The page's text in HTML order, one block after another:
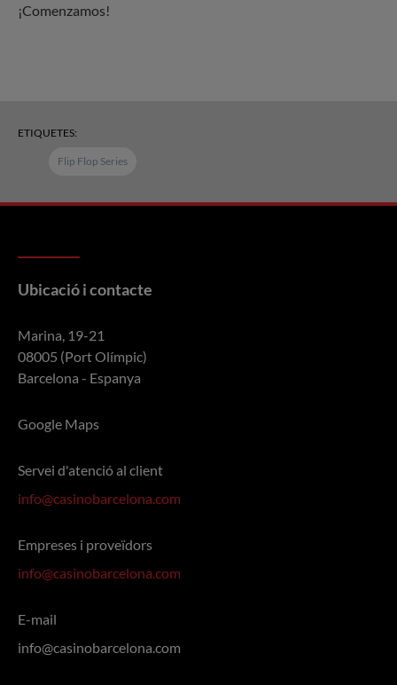
¡Comenzamos!
ETIQUETES:
Flip Flop Series
Ubicació i contacte
Marina, 19-21
08005 (Port Olímpic)
Barcelona - Espanya
Google Maps
Servei d'atenció al client
info@casinobarcelona.com
Empreses i proveïdors
info@casinobarcelona.com
E-mail
info@casinobarcelona.com